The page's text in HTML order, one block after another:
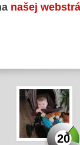
našej
20